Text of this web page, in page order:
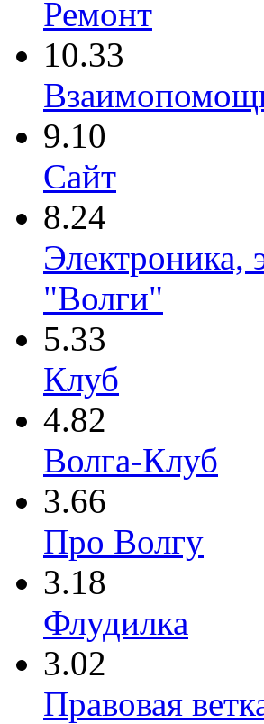
Ремонт
10.33
9.10
Сайт
8.24
Электроника,
"Волги"
5.33
Клуб
4.82
Волга-Клуб
3.66
Про Волгу
3.18
Флудилка
3.02
Правовая